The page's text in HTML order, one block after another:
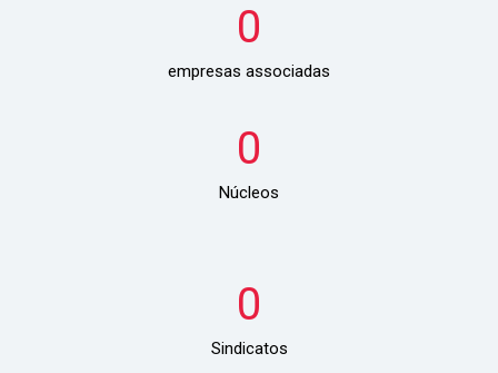
0
empresas associadas
0
Núcleos
0
Sindicatos